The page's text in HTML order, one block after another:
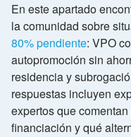
En este apartado
la comunidad sobre
80% pendiente: VPO
autopromoción sin
residencia y
respuestas incluyen
expertos que
financiación y qué